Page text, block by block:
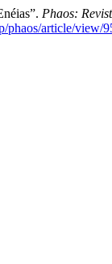
Phaos:
phaos/article/view/